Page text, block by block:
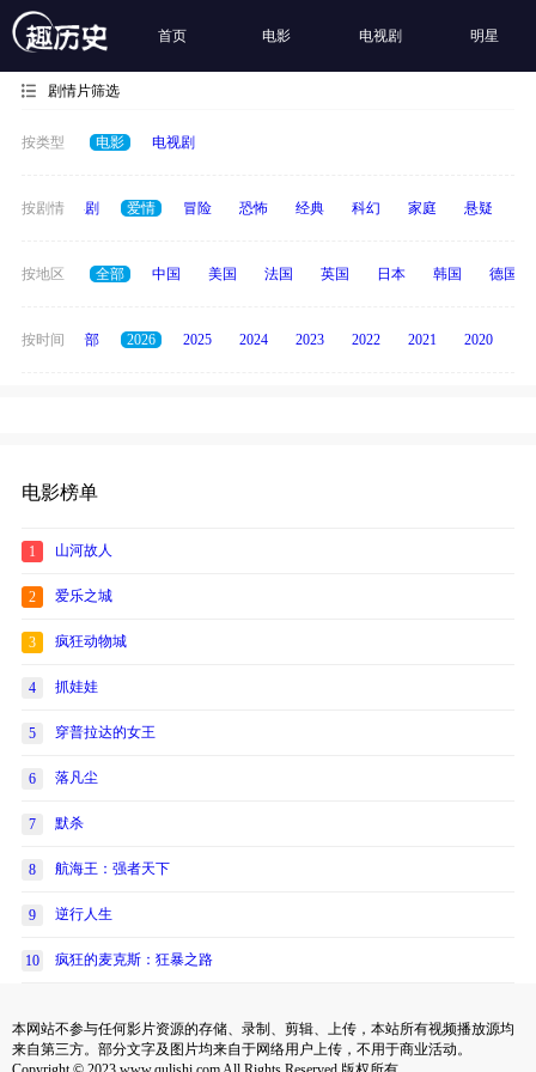
首页 电影 电视剧 明星
剧情片筛选
按类型 电影 电视剧
按剧情
全部 喜剧 爱情 冒险 恐怖 经典 科幻 家庭 悬疑
按地区 全部 中国 美国 法国 英国 日本 韩国 德国
按时间 全部 2026 2025 2024 2023 2022 2021 2020
电影榜单
1 山河故人
2 爱乐之城
3 疯狂动物城
4 抓娃娃
5 穿普拉达的女王
6 落凡尘
7 默杀
8 航海王：强者天下
9 逆行人生
10 疯狂的麦克斯：狂暴之路
本网站不参与任何影片资源的存储、录制、剪辑、上传，本站所有视频播放源均
来自第三方。部分文字及图片均来自于网络用户上传，不用于商业活动。